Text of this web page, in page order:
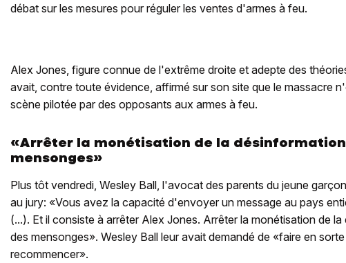
débat sur les mesures pour réguler les ventes d'armes à feu.
Alex Jones, figure connue de l'extrême droite et adepte des
avait, contre toute évidence, affirmé sur son site que le massacre
scène pilotée par des opposants aux armes à feu.
«Arrêter la monétisation de la
mensonges»
Plus tôt vendredi, Wesley Ball, l'avocat des parents du jeune
au jury: «Vous avez la capacité d'envoyer un message au pays
(...). Et il consiste à arrêter Alex Jones. Arrêter la monétisation de
des mensonges». Wesley Ball leur avait demandé de «faire en
recommencer».